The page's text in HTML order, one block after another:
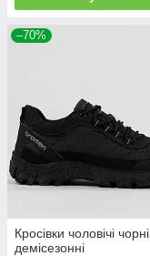
–70%
Кросівки чоловічі чорні
демісезонні